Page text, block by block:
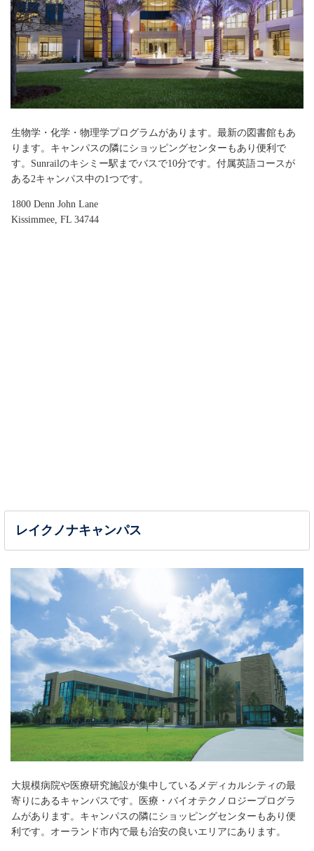
生物学・化学・物理学プログラムがあります。最新の図書館もあ
ります。キャンパスの隣にショッピングセンターもあり便利で
す。Sunrailのキシミー駅までバスで10分です。付属英語コースが
ある2キャンパス中の1つです。
1800 Denn John Lane
Kissimmee, FL 34744
レイクノナキャンパス
大規模病院や医療研究施設が集中しているメディカルシティの最
寄りにあるキャンパスです。医療・バイオテクノロジープログラ
ムがあります。キャンパスの隣にショッピングセンターもあり便
利です。オーランド市内で最も治安の良いエリアにあります。